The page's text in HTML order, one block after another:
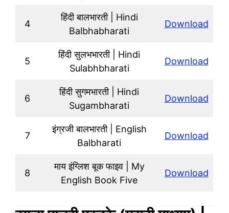
4
हिंदी बालभारती | Hindi
Balbhabharati
Download
5
हिंदी सुलभभारती | Hindi
Sulabhbharati
Download
6
हिंदी सुगमभारती | Hindi
Sugambharati
Download
7
इंग्रजी बालभारती | English
Balbharati
Download
8
माय इंग्लिश बूक फाइव | My
English Book Five
Download